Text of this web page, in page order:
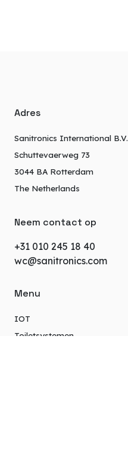
Adres
Sanitronics International B.V.
Schuttevaerweg 73
3044 BA Rotterdam
The Netherlands
Neem contact op
+31 010 245 18 40
wc@sanitronics.com
Menu
IOT
Toiletsystemen